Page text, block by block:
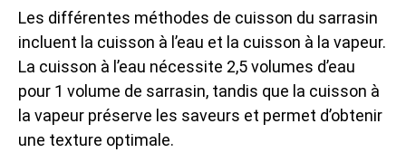
Les différentes méthodes de cuisson du sarrasin
incluent la cuisson à l’eau et la cuisson à la vapeur.
La cuisson à l’eau nécessite 2,5 volumes d’eau
pour 1 volume de sarrasin, tandis que la cuisson à
la vapeur préserve les saveurs et permet d’obtenir
une texture optimale.